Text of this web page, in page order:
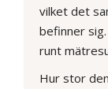
vilket det
befinner
runt
Hur stor